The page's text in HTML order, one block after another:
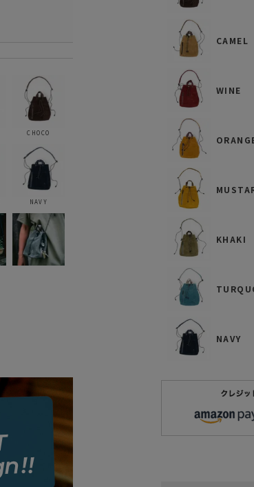
CHOCO
NAVY
CAMEL
WINE
KHAKI
NAVY